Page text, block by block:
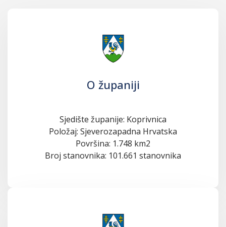
O županiji
Sjedište županije: Koprivnica
Položaj: Sjeverozapadna Hrvatska
Površina: 1.748 km2
Broj stanovnika: 101.661 stanovnika